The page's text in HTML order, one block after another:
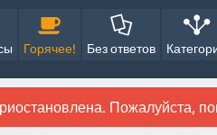
Горячее! Без ответов
Пожалуйста,